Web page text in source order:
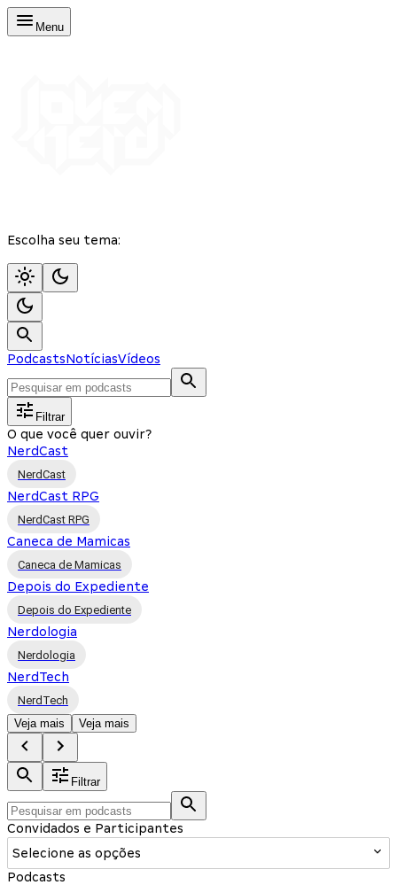
Menu
Escolha seu tema:
PodcastsNotíciasVídeos
Filtrar
O que você quer ouvir?
NerdCast
NerdCast
NerdCast RPG
NerdCast RPG
Caneca de Mamicas
Caneca de Mamicas
Depois do Expediente
Depois do Expediente
Nerdologia
Nerdologia
NerdTech
NerdTech
Veja mais
Veja mais
Filtrar
Convidados e Participantes
Selecione as opções
Podcasts